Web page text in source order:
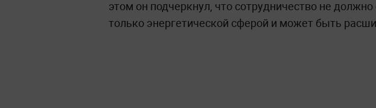
этом он подчеркнул, что сотрудничество не должно
только энергетической сферой и может быть